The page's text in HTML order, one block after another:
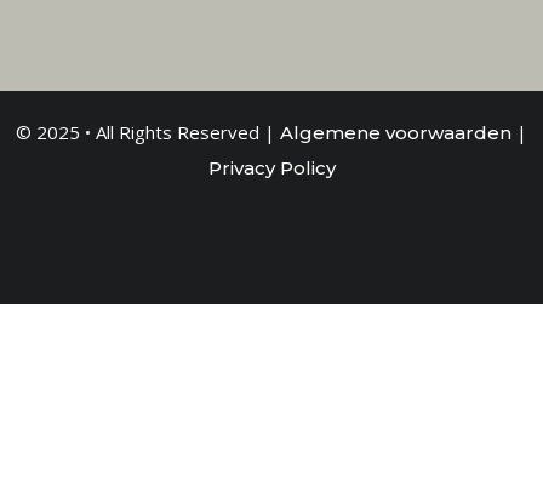
© 2025 • All Rights Reserved | Algemene voorwaarden |
Privacy Policy